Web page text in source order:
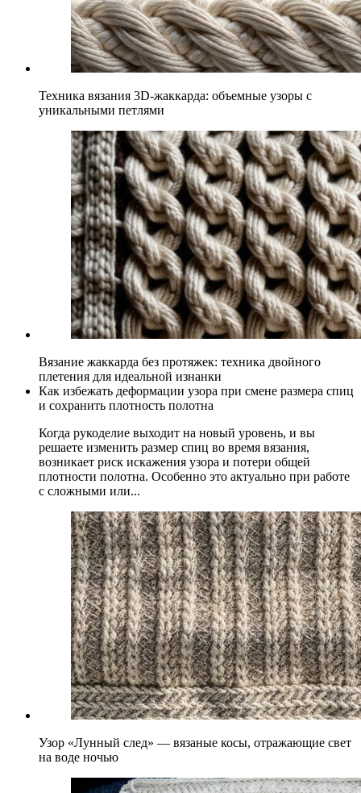
Техника вязания 3D-жаккарда: объемные узоры с
уникальными петлями
Вязание жаккарда без протяжек: техника двойного
плетения для идеальной изнанки
Как избежать деформации узора при смене размера спиц
и сохранить плотность полотна
Когда рукоделие выходит на новый уровень, и вы
решаете изменить размер спиц во время вязания,
возникает риск искажения узора и потери общей
плотности полотна. Особенно это актуально при работе
с сложными или...
Узор «Лунный след» — вязаные косы, отражающие свет
на воде ночью